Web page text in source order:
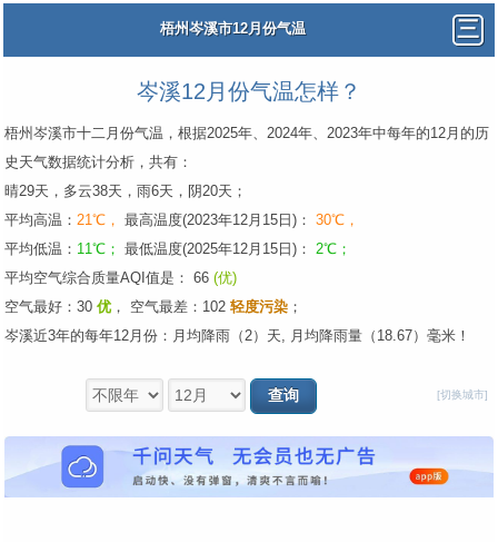
梧州岑溪市12月份气温
岑溪12月份气温怎样？
梧州岑溪市十二月份气温，根据2025年、2024年、2023年中每年的12月的历
史天气数据统计分析，共有：
晴29天，多云38天，雨6天，阴20天；
平均高温： 21℃， 最高温度(2023年12月15日)： 30℃，
平均低温： 11℃； 最低温度(2025年12月15日)： 2℃；
平均空气综合质量AQI值是： 66 (优)
空气最好：30 优 ， 空气最差：102 轻度污染 ；
岑溪近3年的每年12月份：月均降雨（2）天, 月均降雨量（18.67）毫米！
[切换城市]